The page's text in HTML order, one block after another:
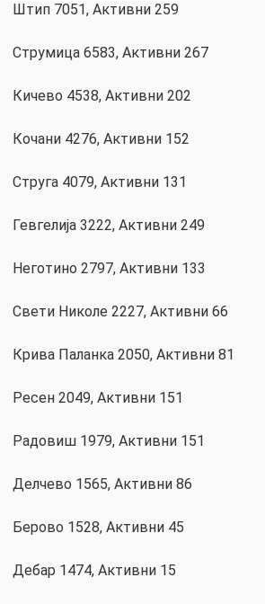
Штип 7051, Активни 259
Струмица 6583, Активни 267
Кичево 4538, Активни 202
Кочани 4276, Активни 152
Струга 4079, Активни 131
Гевгелија 3222, Активни 249
Неготино 2797, Активни 133
Свети Николе 2227, Активни 66
Крива Паланка 2050, Активни 81
Ресен 2049, Активни 151
Радовиш 1979, Активни 151
Делчево 1565, Активни 86
Берово 1528, Активни 45
Дебар 1474, Активни 15